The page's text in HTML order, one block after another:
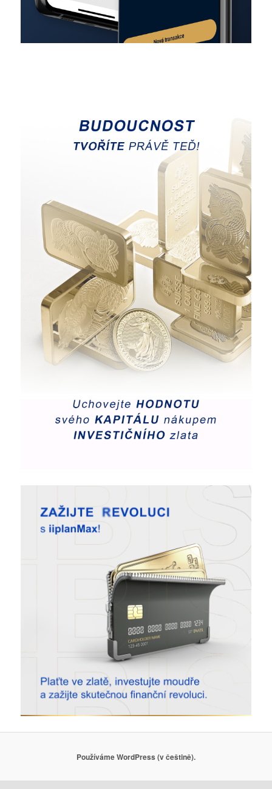
Používáme WordPress (v češtině).